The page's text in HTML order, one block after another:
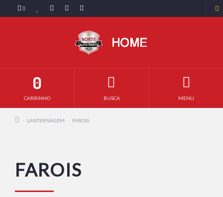
MENU
BUSCA
0
CARRINHO
LANTERNAGEM FAROIS
FAROIS